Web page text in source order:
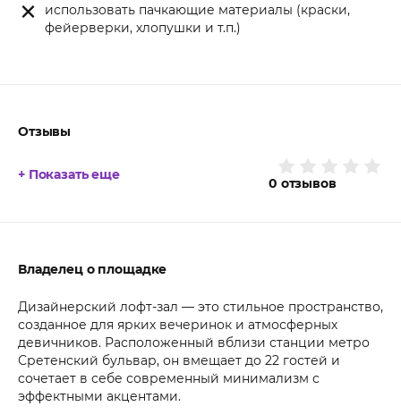
использовать пачкающие материалы (краски,
фейерверки, хлопушки и т.п.)
Отзывы
0 отзывов
+ Показать еще
Владелец о площадке
Дизайнерский лофт-зал — это стильное пространство,
созданное для ярких вечеринок и атмосферных
девичников. Расположенный вблизи станции метро
Сретенский бульвар, он вмещает до 22 гостей и
сочетает в себе современный минимализм с
эффектными акцентами.